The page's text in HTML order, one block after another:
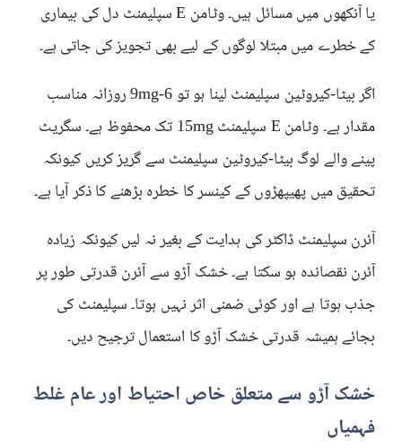
یا آنکھوں میں مسائل ہیں۔ وٹامن E سپلیمنٹ دل کی بیماری
کے خطرے میں مبتلا لوگوں کے لیے بھی تجویز کی جاتی ہے۔
اگر بیٹا-کیروٹین سپلیمنٹ لینا ہو تو 6-9mg روزانہ مناسب
مقدار ہے۔ وٹامن E سپلیمنٹ 15mg تک محفوظ ہے۔ سگریٹ
پینے والے لوگ بیٹا-کیروٹین سپلیمنٹ سے گریز کریں کیونکہ
تحقیق میں پھیپھڑوں کے کینسر کا خطرہ بڑھنے کا ذکر آیا ہے۔
آئرن سپلیمنٹ ڈاکٹر کی ہدایت کے بغیر نہ لیں کیونکہ زیادہ
آئرن نقصاندہ ہو سکتا ہے۔ خشک آڑو سے آئرن قدرتی طور پر
جذب ہوتا ہے اور کوئی ضمنی اثر نہیں ہوتا۔ سپلیمنٹ کی
بجائے ہمیشہ قدرتی خشک آڑو کا استعمال ترجیح دیں۔
خشک آڑو سے متعلق خاص احتیاط اور عام غلط
فہمیاں